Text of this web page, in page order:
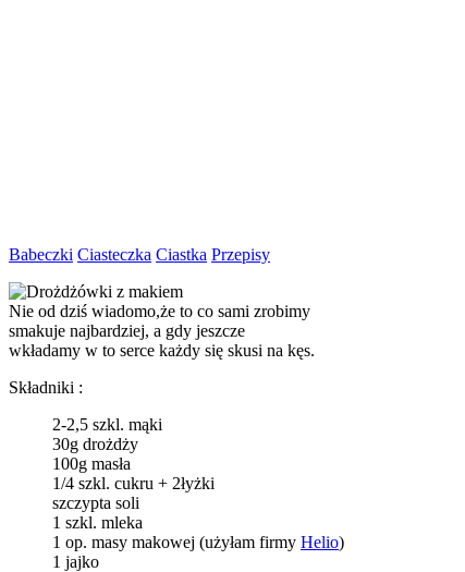
Babeczki Ciasteczka Ciastka Przepisy
Nie od dziś wiadomo,że to co sami zrobimy
smakuje najbardziej, a gdy jeszcze
wkładamy w to serce każdy się skusi na kęs.
Składniki :
2-2,5 szkl. mąki
30g drożdży
100g masła
1/4 szkl. cukru + 2łyżki
szczypta soli
1 szkl. mleka
1 op. masy makowej (użyłam firmy Helio)
1 jajko